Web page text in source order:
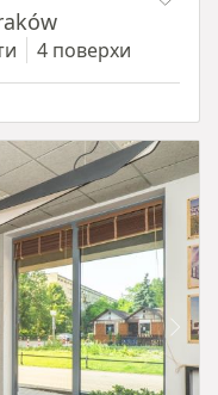
4 поверхи